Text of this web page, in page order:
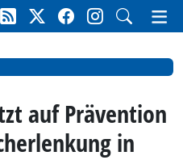
auf Prävention
in